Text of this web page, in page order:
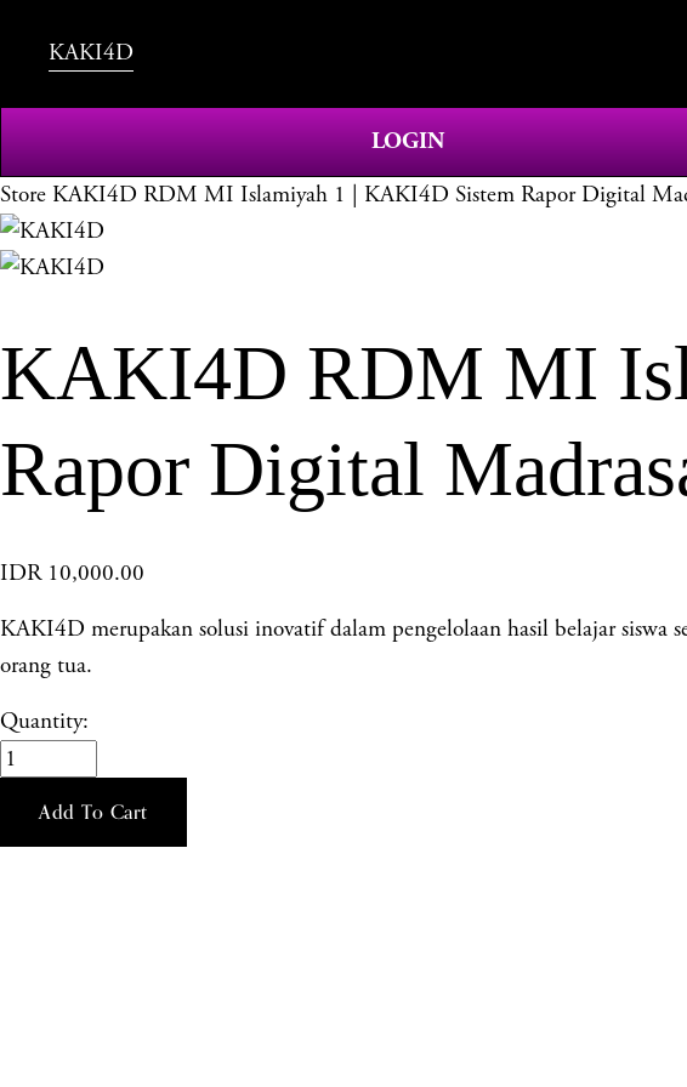
KAKI4D
LOGIN
Store KAKI4D RDM MI Islamiyah 1 | KAKI4D Sistem Rapor Digital
KAKI4D RDM MI
Rapor Digital
IDR 10,000.00
KAKI4D merupakan solusi inovatif dalam pengelolaan hasil belajar siswa
orang tua.
Quantity:
Add To Cart